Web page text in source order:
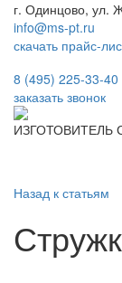
г. Одинцово, ул.
info@ms-pt.ru
скачать прайс-
8 (495) 225-33-40
заказать звонок
ИЗГОТОВИТЕЛЬ
Назад к статьям